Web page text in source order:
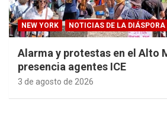
NEW YORK NOTICIAS DE LA DIÁSPORA
Alarma y protestas en el Alto
presencia agentes ICE
3 de agosto de 2026